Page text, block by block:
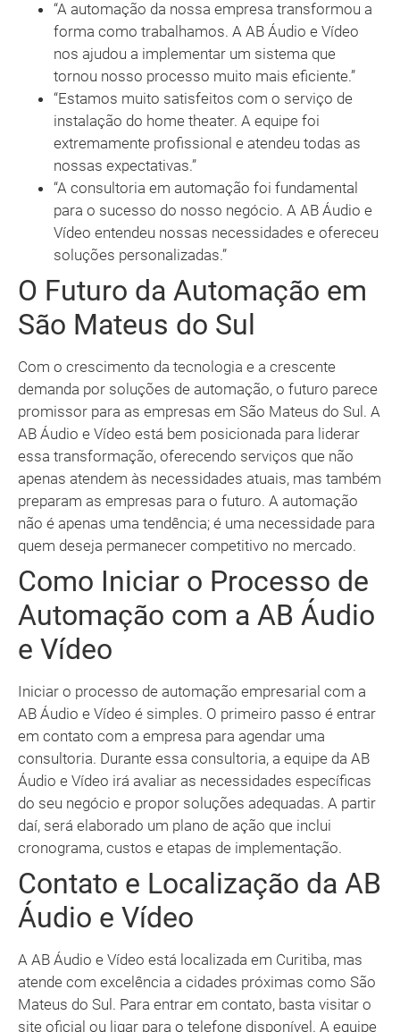
“A automação da nossa empresa transformou a
forma como trabalhamos. A AB Áudio e Vídeo
nos ajudou a implementar um sistema que
tornou nosso processo muito mais eficiente.”
“Estamos muito satisfeitos com o serviço de
instalação do home theater. A equipe foi
extremamente profissional e atendeu todas as
nossas expectativas.”
“A consultoria em automação foi fundamental
para o sucesso do nosso negócio. A AB Áudio e
Vídeo entendeu nossas necessidades e ofereceu
soluções personalizadas.”
O Futuro da Automação em
São Mateus do Sul
Com o crescimento da tecnologia e a crescente
demanda por soluções de automação, o futuro parece
promissor para as empresas em São Mateus do Sul. A
AB Áudio e Vídeo está bem posicionada para liderar
essa transformação, oferecendo serviços que não
apenas atendem às necessidades atuais, mas também
preparam as empresas para o futuro. A automação
não é apenas uma tendência; é uma necessidade para
quem deseja permanecer competitivo no mercado.
Como Iniciar o Processo de
Automação com a AB Áudio
e Vídeo
Iniciar o processo de automação empresarial com a
AB Áudio e Vídeo é simples. O primeiro passo é entrar
em contato com a empresa para agendar uma
consultoria. Durante essa consultoria, a equipe da AB
Áudio e Vídeo irá avaliar as necessidades específicas
do seu negócio e propor soluções adequadas. A partir
daí, será elaborado um plano de ação que inclui
cronograma, custos e etapas de implementação.
Contato e Localização da AB
Áudio e Vídeo
A AB Áudio e Vídeo está localizada em Curitiba, mas
atende com excelência a cidades próximas como São
Mateus do Sul. Para entrar em contato, basta visitar o
site oficial ou ligar para o telefone disponível. A equipe